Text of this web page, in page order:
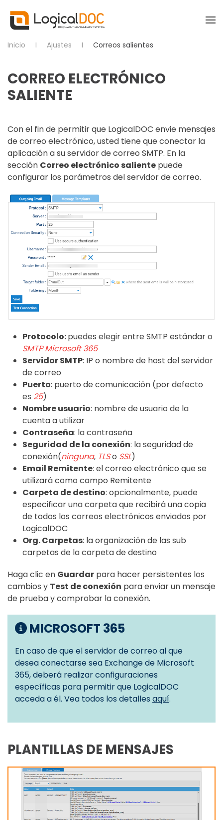
Skip to main content
Inicio Ajustes Correos salientes
CORREO ELECTRÓNICO
SALIENTE
Con el fin de permitir que LogicalDOC envie mensajes
de correo electrónico, usted tiene que conectar la
aplicación a su servidor de correo SMTP. En la
sección Correo electrónico saliente puede
configurar los parámetros del servidor de correo.
Protocolo:puedes elegir entre SMTP estándar o
SMTP Microsoft 365
Servidor SMTP: IP o nombre de host del servidor
de correo
Puerto: puerto de comunicación (por defecto
es 25)
Nombre usuario: nombre de usuario de la
cuenta a utilizar
Contraseña: la contraseña
Seguridad de la conexión: la seguridad de
conexión(ninguna, TLSo SSL)
Email Remitente: el correo electrónico que se
utilizará como campo Remitente
Carpeta de destino: opcionalmente, puede
especificar una carpeta que recibirá una copia
de todos los correos electrónicos enviados por
LogicalDOC
Org. Carpetas: la organización de las sub
carpetas de la carpeta de destino
Haga clic en Guardar para hacer persistentes los
cambios y Test de conexión para enviar un mensaje
de prueba y comprobar la conexión.
MICROSOFT 365
En caso de que el servidor de correo al que
desea conectarse sea Exchange de Microsoft
365, deberá realizar configuraciones
específicas para permitir que LogicalDOC
acceda a él. Vea todos los detalles aquí.
PLANTILLAS DE MENSAJES